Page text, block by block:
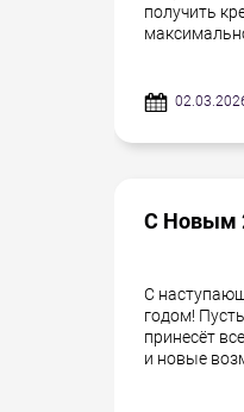
получить
С Новым
С
годом!
принесёт
и новые